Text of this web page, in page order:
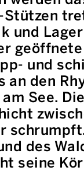
und
geöffnete
und
an den
See.
des
seine